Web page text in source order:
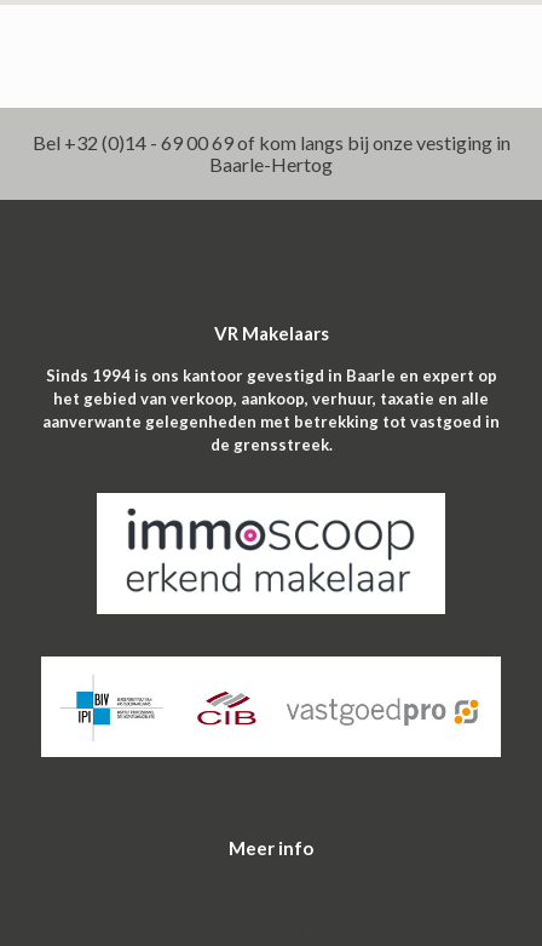
Bel +32 (0)14 - 69 00 69 of kom langs bij onze vestiging in
Baarle-Hertog
VR Makelaars
Sinds 1994 is ons kantoor gevestigd in Baarle en expert op
het gebied van verkoop, aankoop, verhuur, taxatie en alle
aanverwante gelegenheden met betrekking tot vastgoed in
de grensstreek.
Meer info